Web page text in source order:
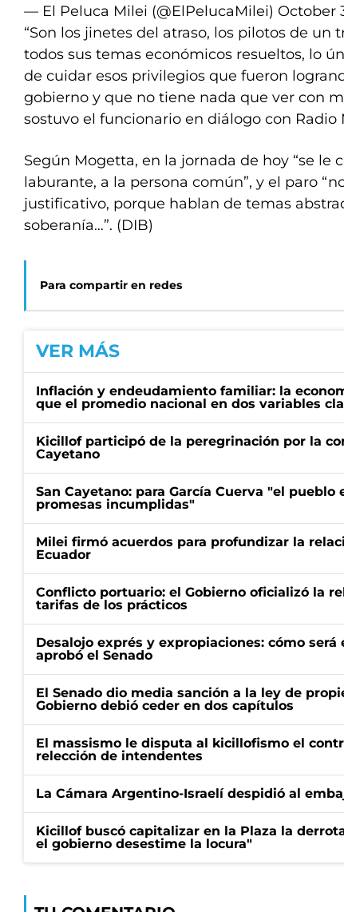
— El Peluca Milei (@ElPelucaMilei) October
“Son los jinetes del atraso, los pilotos de un
todos sus temas económicos resueltos, lo
de cuidar esos privilegios que fueron
gobierno y que no tiene nada que ver con
sostuvo el funcionario en diálogo con Radio
Según Mogetta, en la jornada de hoy “se le
laburante, a la persona común”, y el paro
justificativo, porque hablan de temas
soberanía…”. (DIB)
Para compartir en redes
VER MÁS
Inflación y endeudamiento familiar: la
que el promedio nacional en dos variables
Kicillof participó de la peregrinación por la
Cayetano
San Cayetano: para García Cuerva "el pueblo
promesas incumplidas"
Milei firmó acuerdos para profundizar la
Ecuador
Conflicto portuario: el Gobierno oficializó la
tarifas de los prácticos
Desalojo exprés y expropiaciones: cómo
aprobó el Senado
El Senado dio media sanción a la ley de
Gobierno debió ceder en dos capítulos
El massismo le disputa al kicillofismo el
relección de intendentes
La Cámara Argentino-Israelí despidió al
Kicillof buscó capitalizar en la Plaza la
el gobierno desestime la locura"